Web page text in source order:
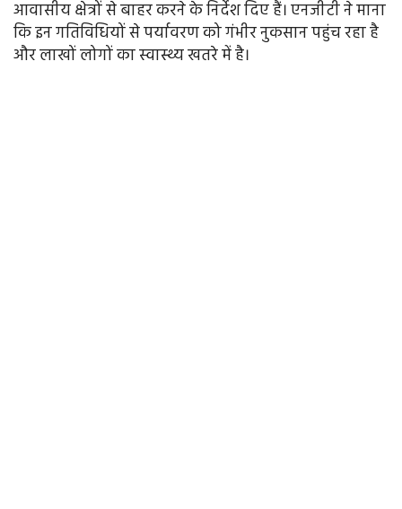
आवासीय क्षेत्रों से बाहर करने के निर्देश दिए हैं। एनजीटी ने माना
कि इन गतिविधियों से पर्यावरण को गंभीर नुकसान पहुंच रहा है
और लाखों लोगों का स्वास्थ्य खतरे में है।